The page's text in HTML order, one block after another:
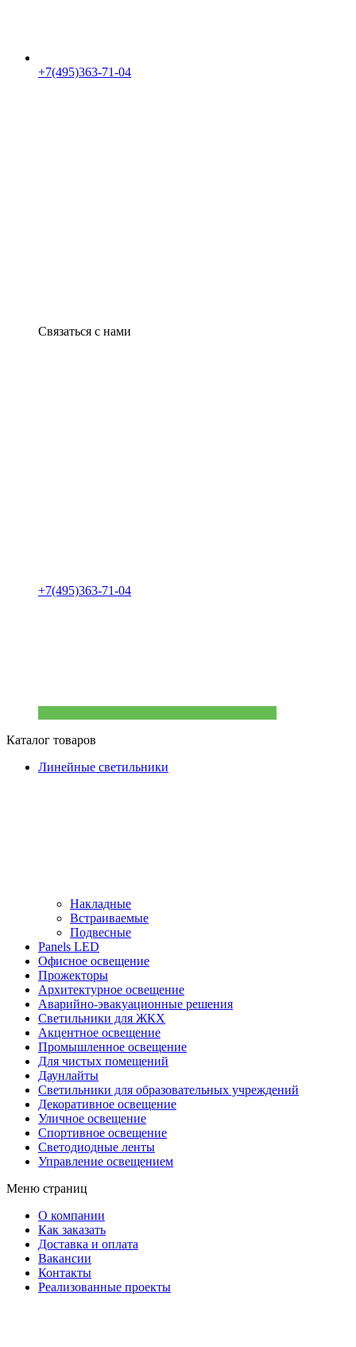
+7(495)363-71-04
Связаться с нами
+7(495)363-71-04
Каталог товаров
Линейные светильники
Накладные
Встраиваемые
Подвесные
Panels LED
Офисное освещение
Прожекторы
Архитектурное освещение
Аварийно-эвакуационные решения
Светильники для ЖКХ
Акцентное освещение
Промышленное освещение
Для чистых помещений
Даунлайты
Светильники для образовательных учреждений
Декоративное освещение
Уличное освещение
Спортивное освещение
Светодиодные ленты
Управление освещением
Меню страниц
О компании
Как заказать
Доставка и оплата
Вакансии
Контакты
Реализованные проекты